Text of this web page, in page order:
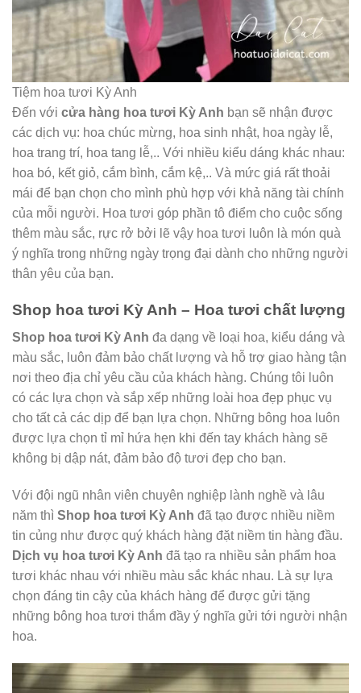
Tiệm hoa tươi Kỳ Anh
Đến với cửa hàng hoa tươi Kỳ Anh bạn sẽ nhận được
các dịch vụ: hoa chúc mừng, hoa sinh nhật, hoa ngày lễ,
hoa trang trí, hoa tang lễ,.. Với nhiều kiểu dáng khác nhau:
hoa bó, kết giỏ, cắm bình, cắm kệ,.. Và mức giá rất thoải
mái để bạn chọn cho mình phù hợp với khả năng tài chính
của mỗi người. Hoa tươi góp phần tô điểm cho cuộc sống
thêm màu sắc, rực rở bởi lẽ vậy hoa tươi luôn là món quà
ý nghĩa trong những ngày trọng đại dành cho những người
thân yêu của bạn.
Shop hoa tươi Kỳ Anh – Hoa tươi chất lượng
Shop hoa tươi Kỳ Anh đa dạng về loại hoa, kiểu dáng và
màu sắc, luôn đảm bảo chất lượng và hỗ trợ giao hàng tận
nơi theo địa chỉ yêu cầu của khách hàng. Chúng tôi luôn
có các lựa chọn và sắp xếp những loài hoa đẹp phục vụ
cho tất cả các dịp để bạn lựa chọn. Những bông hoa luôn
được lựa chọn tỉ mỉ hứa hẹn khi đến tay khách hàng sẽ
không bị dập nát, đảm bảo độ tươi đẹp cho bạn.
Với đội ngũ nhân viên chuyên nghiệp lành nghề và lâu
năm thì Shop hoa tươi Kỳ Anh đã tạo được nhiều niềm
tin củng như được quý khách hàng đặt niềm tin hàng đầu.
Dịch vụ hoa tươi Kỳ Anh đã tạo ra nhiều sản phẩm hoa
tươi khác nhau với nhiều màu sắc khác nhau. Là sự lựa
chọn đáng tin cậy của khách hàng để được gửi tặng
những bông hoa tươi thắm đầy ý nghĩa gửi tới người nhận
hoa.